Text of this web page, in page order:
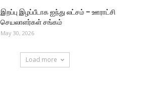
இறப்பு இழப்பீடாக ஐந்து லட்சம் – ஊராட்சி
செயலாளர்கள் சங்கம்
May 30, 2026
Load more